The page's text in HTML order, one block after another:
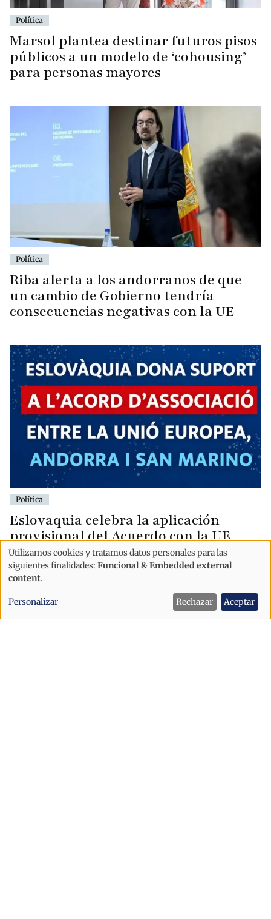
Política
Marsol plantea destinar futuros pisos
públicos a un modelo de ‘cohousing’
para personas mayores
Política
Riba alerta a los andorranos de que
un cambio de Gobierno tendría
consecuencias negativas con la UE
Política
Eslovaquia celebra la aplicación
provisional del Acuerdo con la UE
mientras Andorra aún no ha
convocado el referéndum
Uso
de
datos
personales
Utilizamos cookies y tratamos datos personales para las
siguientes finalidades: Funcional & Embedded external
content.
Personalizar Rechazar Aceptar